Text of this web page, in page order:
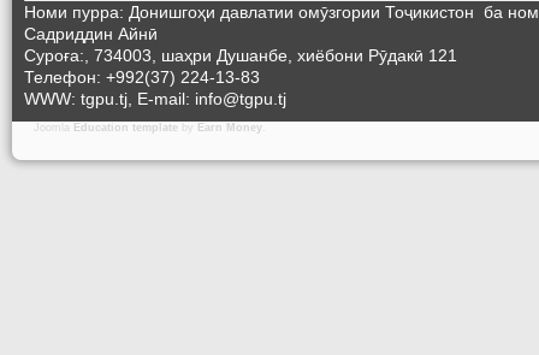
Номи пурра: Донишгоҳи давлатии омӯзгории Тоҷикистон ба
Садриддин Айнӣ
Суроға:, 734003, шаҳри Душанбе, хиёбони Рӯдакӣ 121
Телефон: +992(37) 224-13-83
WWW: tgpu.tj, E-mail: info@tgpu.tj
Joomla Education template by Earn Money